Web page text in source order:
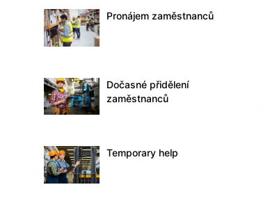
Pronájem zaměstnanců
Dočasné přidělení
zaměstnanců
Temporary help